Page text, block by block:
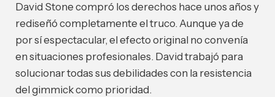
David Stone compró los derechos hace unos años y
rediseñó completamente el truco. Aunque ya de
por sí espectacular, el efecto original no convenía
en situaciones profesionales. David trabajó para
solucionar todas sus debilidades con la resistencia
del gimmick como prioridad.